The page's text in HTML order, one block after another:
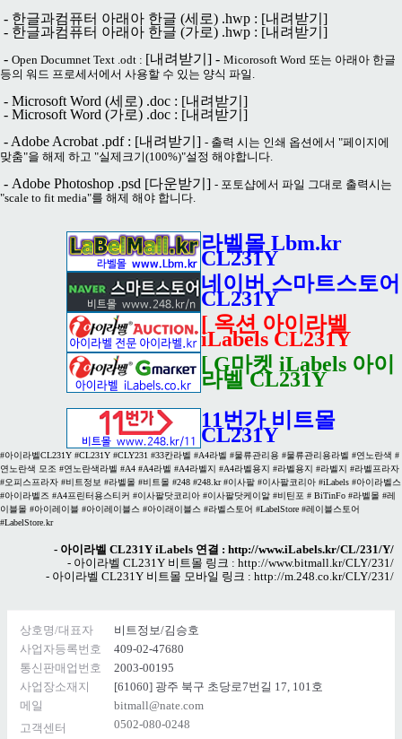
- 한글과컴퓨터 아래아 한글 (세로) .hwp : [내려받기]
- 한글과컴퓨터 아래아 한글 (가로) .hwp : [내려받기]
- Open Documnet Text .odt : [내려받기] - Micorosoft Word 또는 아래아 한글
등의 워드 프로세서에서 사용할 수 있는 양식 파일.
- Microsoft Word (세로) .doc : [내려받기]
- Microsoft Word (가로) .doc : [내려받기]
- Adobe Acrobat .pdf : [내려받기] - 출력 시는 인쇄 옵션에서 "페이지에
맞춤"을 해제 하고 "실제크기(100%)"설정 해야합니다.
- Adobe Photoshop .psd [다운받기] - 포토샵에서 파일 그대로 출력시는
"scale to fit media"를 해제 해야 합니다.
라벨몰 Lbm.kr
CL231Y
네이버 스마트스토어
CL231Y
[ 옥션 아이라벨
iLabels CL231Y
[ G마켓 iLabels 아이
라벨 CL231Y
11번가 비트몰
CL231Y
#아이라벨CL231Y #CL231Y #CLY231 #33칸라벨 #A4라벨 #물류관리용 #물류관리용라벨 #연노란색 #
연노란색 모조 #연노란색라벨 #A4 #A4라벨 #A4라벨지 #A4라벨용지 #라벨용지 #라벨지 #라벨프라자
#오피스프라자 #비트정보 #라벨몰 #비트몰 #248 #248.kr #이사팔 #이사팔코리아 #iLabels #아이라벨스
#아이라벨즈 #A4프린터용스티커 #이사팔닷코리아 #이사팔닷케이알 #비틴포 # BiTinFo #라벨몰 #레
이블몰 #아이레이블 #아이레이블스 #아이래이블스 #라벨스토어 #LabelStore #레이블스토어
#LabelStore.kr
- 아이라벨 CL231Y iLabels 연결 : http://www.iLabels.kr/CL/231/Y/
- 아이라벨 CL231Y 비트몰 링크 : http://www.bitmall.kr/CLY/231/
- 아이라벨 CL231Y 비트몰 모바일 링크 : http://m.248.co.kr/CLY/231/
상호명/대표자
비트정보/김승호
사업자등록번호
409-02-47680
통신판매업번호
2003-00195
사업장소재지
[61060] 광주 북구 초당로7번길 17, 101호
메일
bitmall@nate.com
고객센터
0502-080-0248